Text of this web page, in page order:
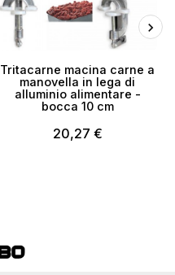
Tritacarne macina carne a
manovella in lega di
alluminio alimentare -
bocca 10 cm
20,27 €